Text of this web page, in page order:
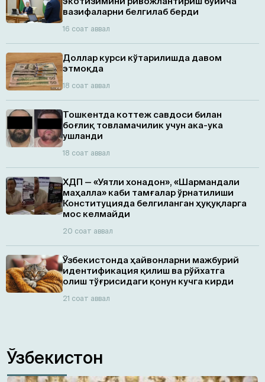
вазифаларни белгилаб берди
16 соат аввал
Доллар курси кўтарилишда давом
этмоқда
18 соат аввал
Тошкентда коттеж савдоси билан
боғлиқ товламачилик учун ака-ука
ушланди
18 соат аввал
ХДП — «Уятли хонадон», «Шармандали
маҳалла» каби тамғалар ўрнатилиши
Конституцияда белгиланган ҳуқуқларга
мос келмайди
20 соат аввал
Ўзбекистонда ҳайвонларни мажбурий
идентификация қилиш ва рўйхатга
олиш тўғрисидаги қонун кучга кирди
21 соат аввал
Ўзбекистон